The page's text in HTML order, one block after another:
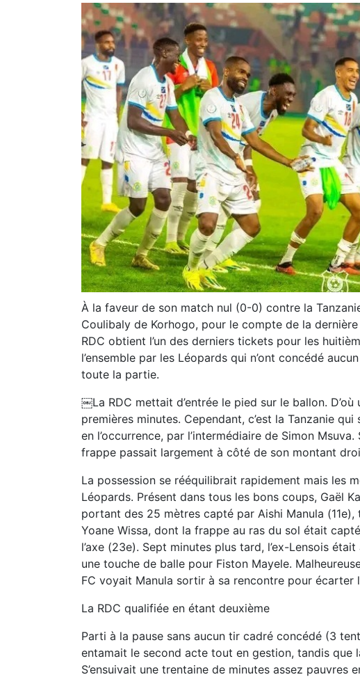
À la faveur de son match nul (0-0) contre la
Coulibaly de Korhogo, pour le compte de la
RDC obtient l’un des derniers tickets pour les
l’ensemble par les Léopards qui n’ont concédé
toute la partie.
￼La RDC mettait d’entrée le pied sur le ballon.
premières minutes. Cependant, c’est la Tanzanie
en l’occurrence, par l’intermédiaire de Simon
frappe passait largement à côté de son montant
La possession se rééquilibrait rapidement mais les
Léopards. Présent dans tous les bons coups, Gaël
portant des 25 mètres capté par Aishi Manula
Yoane Wissa, dont la frappe au ras du sol était
l’axe (23e). Sept minutes plus tard, l’ex-Lensois
une touche de balle pour Fiston Mayele.
FC voyait Manula sortir à sa rencontre pour écarter
La RDC qualifiée en étant deuxième
Parti à la pause sans aucun tir cadré concédé (3
entamait le second acte tout en gestion, tandis que
S’ensuivait une trentaine de minutes assez